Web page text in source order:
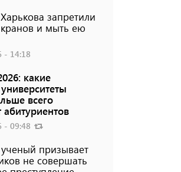
запретили
кранов и мыть ею
- 14:18
какие
всего
абитуриентов
- 09:48
призывает
не совершать